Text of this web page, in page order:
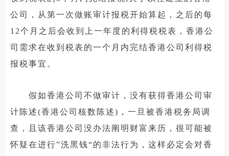
公司，从第一次做账审计报税开始算起，之后的每
12个月之后会收到上一年度的利得税税表，香港公
司需求在收到税表的一个月内完结香港公司利得税
报税事宜。
假如香港公司不做审计，没有获得香港公司审
计陈述(香港公司核数陈述)，一旦被香港税务局调
查，且该香港公司没办法阐明财富来历，很可能被
怀疑在进行”洗黑钱“的非法行为，这样必定会对香